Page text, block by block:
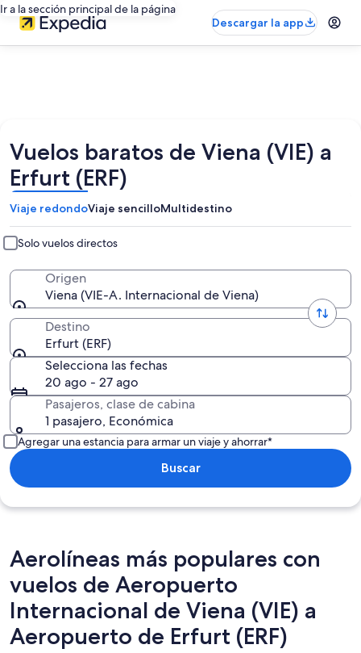
Ir a la sección principal de la página
Descargar la app
Vuelos baratos de Viena (VIE) a
Erfurt (ERF)
Viaje redondoViaje sencilloMultidestino
Solo vuelos directos
Origen
Viena (VIE-A. Internacional de Viena)
Destino
Erfurt (ERF)
Selecciona las fechas
20 ago - 27 ago
Pasajeros, clase de cabina
1 pasajero, Económica
Agregar una estancia para armar un viaje y ahorrar*
Buscar
Aerolíneas más populares con
vuelos de Aeropuerto
Internacional de Viena (VIE) a
Aeropuerto de Erfurt (ERF)